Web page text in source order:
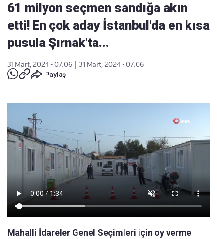
61 milyon seçmen sandığa akın
etti! En çok aday İstanbul'da en kısa
pusula Şırnak'ta...
31 Mart, 2024 - 07:06
31 Mart, 2024 - 07:06
Paylaş
Mahalli İdareler Genel Seçimleri için oy verme